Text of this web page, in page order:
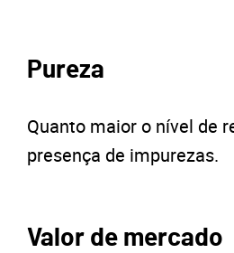
Pureza
Quanto maior o nível de
presença de impurezas.
Valor de mercado